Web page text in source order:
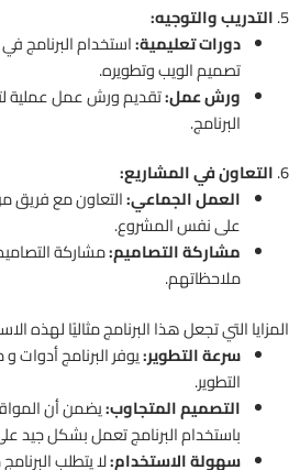
5. التدريب والتوجيه:
دورات تعليمية:استخدام البرنامج
تصميم الويب وتطويره.
ورش عمل:تقديم ورش عمل عملية
البرنامج.
6. التعاون في المشاريع:
العمل الجماعي:التعاون مع فريق
على نفس المشروع.
مشاركة التصاميم:مشاركة
ملاحظاتهم.
المزايا التي تجعل هذا البرنامج مثاليًا لهذه
سرعة التطوير:يوفر البرنامج أدوات
التطوير.
التصميم المتجاوب:يضمن أن
باستخدام البرنامج تعمل بشكل جيد
سهولة الاستخدام:لا يتطلب